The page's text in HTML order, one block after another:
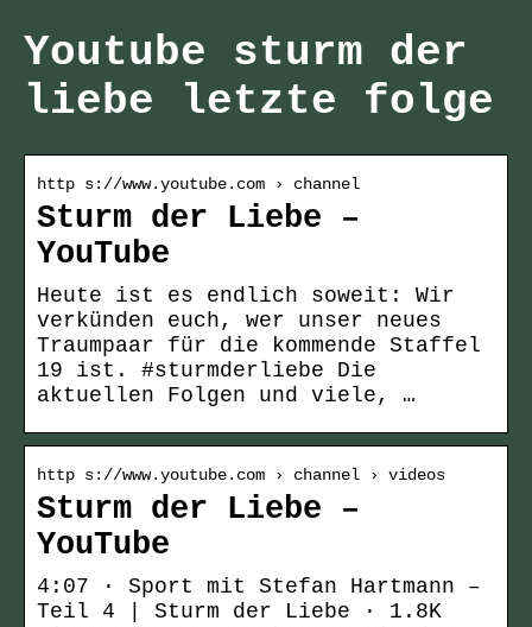
Youtube sturm der
liebe letzte folge
http s://www.youtube.com › channel
Sturm der Liebe –
YouTube
Heute ist es endlich soweit: Wir
verkünden euch, wer unser neues
Traumpaar für die kommende Staffel
19 ist. #sturmderliebe Die
aktuellen Folgen und viele, …
http s://www.youtube.com › channel › videos
Sturm der Liebe –
YouTube
4:07 · Sport mit Stefan Hartmann –
Teil 4 | Sturm der Liebe · 1.8K